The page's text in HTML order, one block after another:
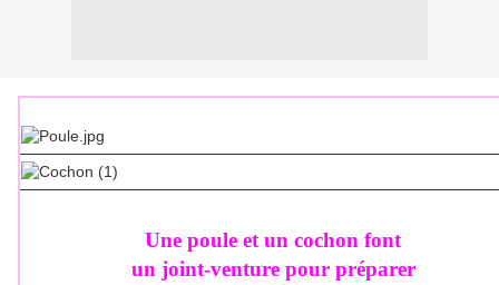
Une poule et un cochon font
un joint-venture pour préparer